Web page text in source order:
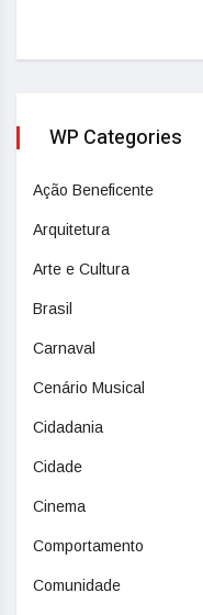
WP Categories
Ação Beneficente
Arquitetura
Arte e Cultura
Brasil
Carnaval
Cenário Musical
Cidadania
Cidade
Cinema
Comportamento
Comunidade